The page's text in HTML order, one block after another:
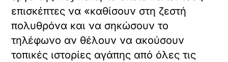
ό
τ
ο
ε
ν
επισκέπτες να «καθίσουν στη ζεστή
πολυθρόνα και να σηκώσουν το
τηλέφωνο αν θέλουν να ακούσουν
τοπικές ιστορίες αγάπης από όλες τις